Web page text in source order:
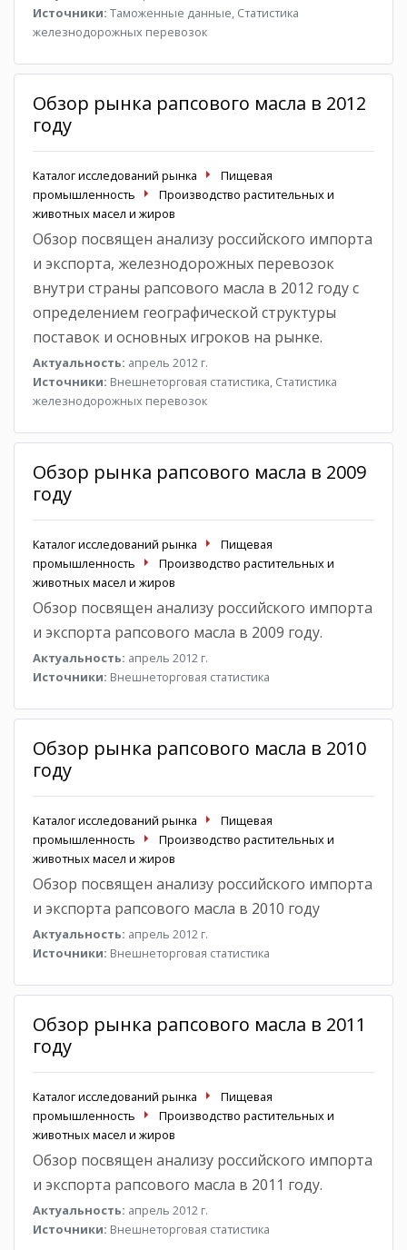
Источники: Таможенные данные, Статистика
железнодорожных перевозок
Обзор рынка рапсового масла в 2012
году
Каталог исследований рынка
Пищевая
промышленность
Производство растительных и
животных масел и жиров
Обзор посвящен анализу российского импорта
и экспорта, железнодорожных перевозок
внутри страны рапсового масла в 2012 году с
определением географической структуры
поставок и основных игроков на рынке.
Актуальность: апрель 2012 г.
Источники: Внешнеторговая статистика, Статистика
железнодорожных перевозок
Обзор рынка рапсового масла в 2009
году
Каталог исследований рынка
Пищевая
промышленность
Производство растительных и
животных масел и жиров
Обзор посвящен анализу российского импорта
и экспорта рапсового масла в 2009 году.
Актуальность: апрель 2012 г.
Источники: Внешнеторговая статистика
Обзор рынка рапсового масла в 2010
году
Каталог исследований рынка
Пищевая
промышленность
Производство растительных и
животных масел и жиров
Обзор посвящен анализу российского импорта
и экспорта рапсового масла в 2010 году
Актуальность: апрель 2012 г.
Источники: Внешнеторговая статистика
Обзор рынка рапсового масла в 2011
году
Каталог исследований рынка
Пищевая
промышленность
Производство растительных и
животных масел и жиров
Обзор посвящен анализу российского импорта
и экспорта рапсового масла в 2011 году.
Актуальность: апрель 2012 г.
Источники: Внешнеторговая статистика